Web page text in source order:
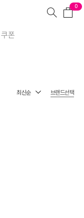
0
쿠폰
브랜드선택